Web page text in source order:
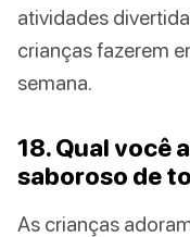
atividades
crianças fazerem
semana.
18. Qual você
saboroso de
As crianças